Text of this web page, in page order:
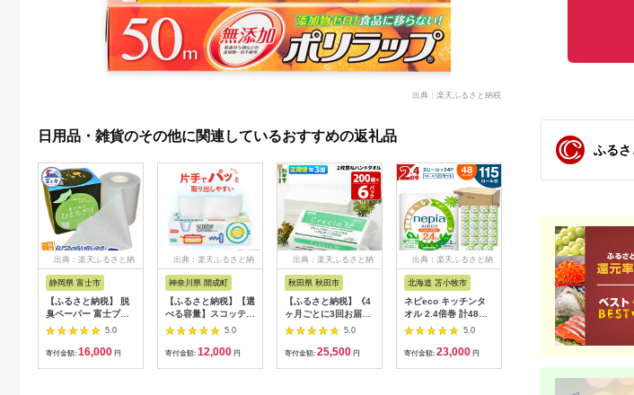
出典：楽天ふるさと納税
日用品・雑貨のその他に関連しているおすすめの返礼品
出典：楽天ふるさと納
静岡県 富士市
【ふるさと納税】 脱
臭ペーパー 富士ブラ
ンド認定品 ひとちぎ
り 6個 セット グレー
特殊活性炭 テクノカ
5.0
寄付金額: 16,000 円
出典：楽天ふるさと納
神奈川県 開成町
【ふるさと納税】【選
べる容量】スコッティ
キッチンタオル ボッ
クス 14箱／36箱 開成
町 キッチンペーパー
5.0
寄付金額: 12,000 円
出典：楽天ふるさと納
秋田県 秋田市
【ふるさと納税】《4
ヶ月ごとに3回お届
け》定期便 ハンドタ
オル クレシアEF ソフ
トタイプ200 2枚重ね
5.0
寄付金額: 25,500 円
出典：楽天ふるさと納
北海道 苫小牧市
ネピeco キッチンタ
オル 2.4倍巻 計48ロ
ール 厚手 紙包装 キッ
チンペーパー キッチ
ン タオル ペーパー 紙
5.0
寄付金額: 23,000 円
出典：楽天ふるさと納
税
宮城県 角田市
【ふるさと納税】ペー
パータオル【120組×3
箱】濡れると99％除
菌ペーパータオル120
オル ペーパータオル
除菌 手拭きペーパー
5.0
ふるさ